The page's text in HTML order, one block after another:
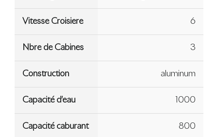
Vitesse Croisiere 6
Nbre de Cabines 3
Construction aluminum
Capacité d’eau 1000
Capacité caburant 800